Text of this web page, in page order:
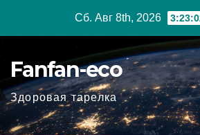
Сб. Авг 8th, 2026
Fanfan-eco
Здоровая тарелка